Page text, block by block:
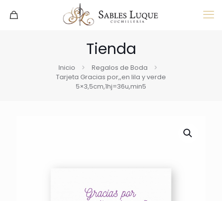
Tienda
Inicio
Regalos de Boda
Tarjeta Gracias por,,en lila y verde
5×3,5cm,1hj=36u,min5